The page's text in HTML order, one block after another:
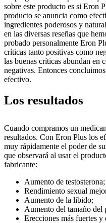
sobre este producto es si Eron
producto se anuncia como
ingredientes poderosos y
en las diversas reseñas que
probado personalmente Eron
críticas tanto positivas como
las buenas críticas abundan en
negativas. Entonces
efectivo.
Los resultados
Cuando compramos un
resultados. Con Eron Plus los
muy rápidamente el poder de
que observará al usar el
fabricante:
Aumento de testosterona;
Rendimiento sexual
Aumento de la libido;
Aumento del tamaño del
Erecciones más fuertes y